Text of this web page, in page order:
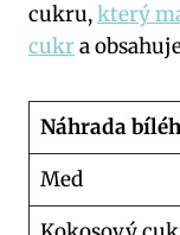
cukru,který
cukra
Náhrada
Med